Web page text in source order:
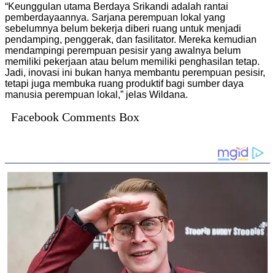
“Keunggulan utama Berdaya Srikandi adalah rantai
pemberdayaannya. Sarjana perempuan lokal yang
sebelumnya belum bekerja diberi ruang untuk menjadi
pendamping, penggerak, dan fasilitator. Mereka kemudian
mendampingi perempuan pesisir yang awalnya belum
memiliki pekerjaan atau belum memiliki penghasilan tetap.
Jadi, inovasi ini bukan hanya membantu perempuan pesisir,
tetapi juga membuka ruang produktif bagi sumber daya
manusia perempuan lokal,” jelas Wildana.
Facebook Comments Box